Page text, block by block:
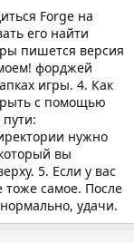
Forge на
его найти
пишется версия
форджей
игры. 4. Как
с помощью
нужно
вы
5. Если у вас
тоже самое. После
удачи.